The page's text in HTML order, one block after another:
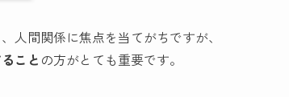
人間関係に焦点を当てがちですが、
こと の方がとても重要です。